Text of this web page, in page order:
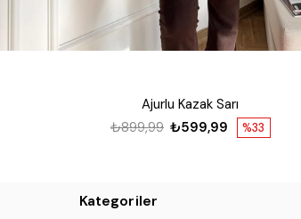
Ajurlu Kazak Sarı
%33
₺599,99
₺899,99
Kategoriler